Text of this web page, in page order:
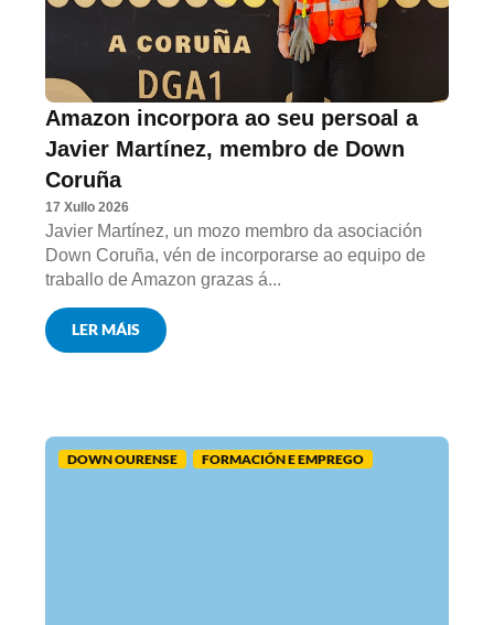
Amazon incorpora ao seu persoal a
Javier Martínez, membro de Down
Coruña
17 Xullo 2026
Javier Martínez, un mozo membro da asociación
Down Coruña, vén de incorporarse ao equipo de
traballo de Amazon grazas á...
LER MÁIS
DOWN OURENSE FORMACIÓN E EMPREGO